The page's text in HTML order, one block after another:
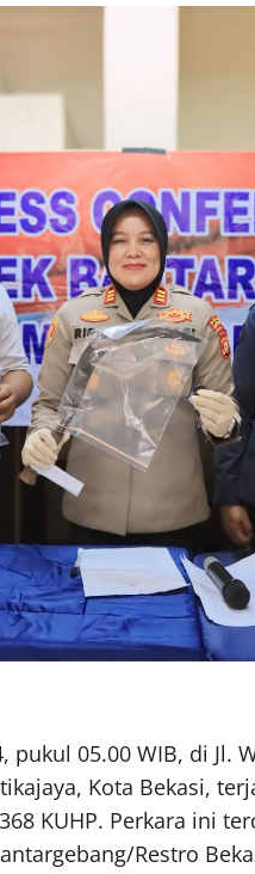
05.00 WIB, di Jl.
Kota Bekasi,
KUHP. Perkara ini
Restro